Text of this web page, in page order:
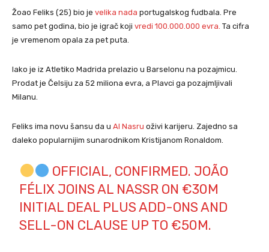
Žoao Feliks (25) bio je velika nada portugalskog fudbala. Pre
samo pet godina, bio je igrač koji vredi 100.000.000 evra. Ta cifra
je vremenom opala za pet puta.
Iako je iz Atletiko Madrida prelazio u Barselonu na pozajmicu.
Prodat je Čelsiju za 52 miliona evra, a Plavci ga pozajmljivali
Milanu.
Feliks ima novu šansu da u Al Nasru oživi karijeru. Zajedno sa
daleko popularnijim sunarodnikom Kristijanom Ronaldom.
OFFICIAL, CONFIRMED. JOÃO
FÉLIX JOINS AL NASSR ON €30M
INITIAL DEAL PLUS ADD-ONS AND
SELL-ON CLAUSE UP TO €50M.